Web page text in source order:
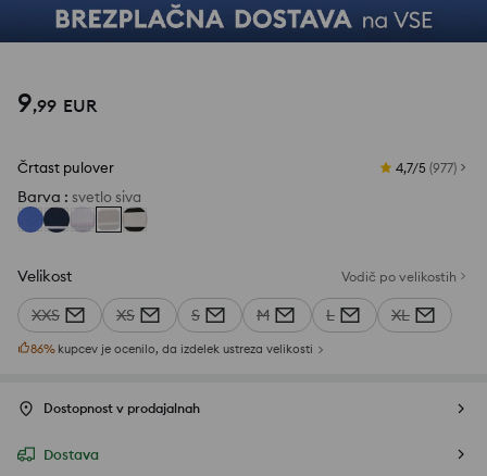
9,99 EUR
Črtast pulover 4,7/5 (977)
Barva : svetlo siva
Velikost Vodič po velikostih
XXS XS S M L XL
86% kupcev je ocenilo, da izdelek ustreza velikosti
Dostopnost v prodajalnah
Dostava